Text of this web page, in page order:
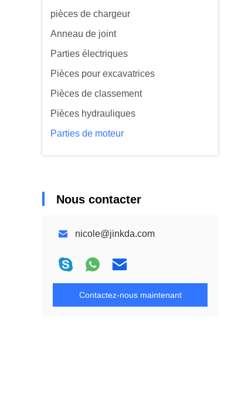
pièces de chargeur
Anneau de joint
Parties électriques
Pièces pour excavatrices
Pièces de classement
Pièces hydrauliques
Parties de moteur
Nous contacter
nicole@jinkda.com
Contactez-nous maintenant